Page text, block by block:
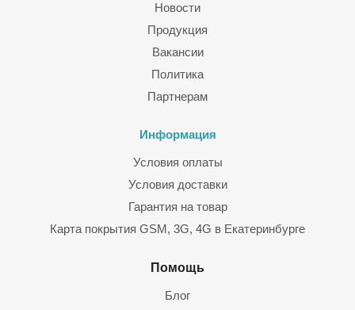
Новости
Продукция
Вакансии
Политика
Партнерам
Информация
Условия оплаты
Условия доставки
Гарантия на товар
Карта покрытия GSM, 3G, 4G в Екатеринбурге
Помощь
Блог